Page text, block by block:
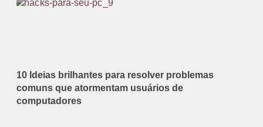
10 Ideias brilhantes para resolver problemas
comuns que atormentam usuários de
computadores